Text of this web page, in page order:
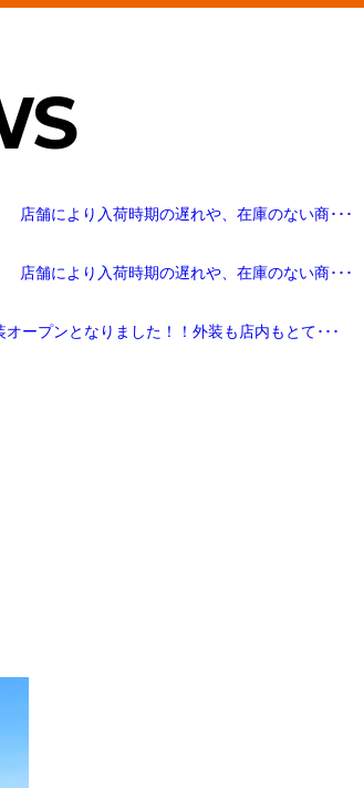
舗により入荷時期の遅れや、在庫のない商･･･
舗により入荷時期の遅れや、在庫のない商･･･
プンとなりました！！外装も店内もとて･･･